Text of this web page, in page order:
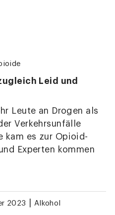
Leid und
Leute an Drogen als
Verkehrsunfälle
kam es zur Opioid-
Experten kommen
2023 Alkohol